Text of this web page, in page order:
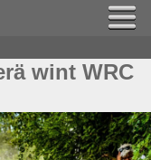
wint WRC